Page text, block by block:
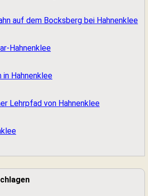
auf dem Bocksberg bei Hahnenklee
Hahnenklee
in Hahnenklee
Lehrpfad von Hahnenklee